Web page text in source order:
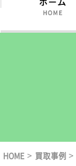
HOME > 買取事例 >